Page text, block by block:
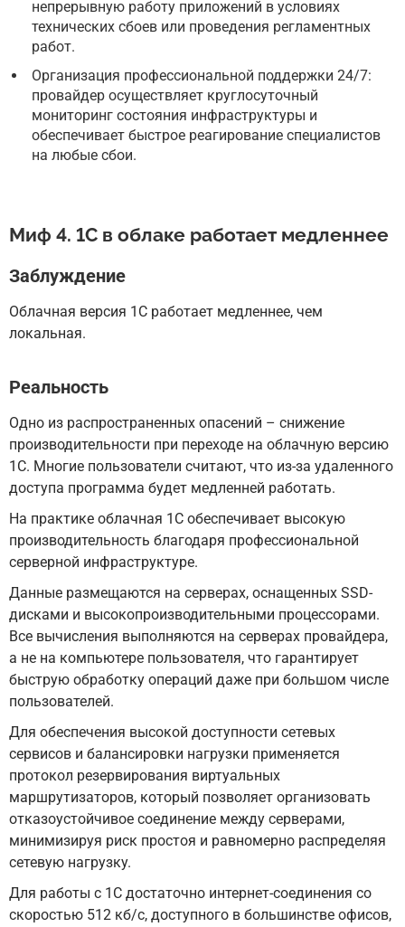
непрерывную работу приложений в условиях
технических сбоев или проведения регламентных
работ.
Организация профессиональной поддержки 24/7:
провайдер осуществляет круглосуточный
мониторинг состояния инфраструктуры и
обеспечивает быстрое реагирование специалистов
на любые сбои.
Миф 4. 1С в облаке работает медленнее
Заблуждение
Облачная версия 1С работает медленнее, чем
локальная.
Реальность
Одно из распространенных опасений – снижение
производительности при переходе на облачную версию
1С. Многие пользователи считают, что из-за удаленного
доступа программа будет медленней работать.
На практике облачная 1С обеспечивает высокую
производительность благодаря профессиональной
серверной инфраструктуре.
Данные размещаются на серверах, оснащенных SSD-
дисками и высокопроизводительными процессорами.
Все вычисления выполняются на серверах провайдера,
а не на компьютере пользователя, что гарантирует
быструю обработку операций даже при большом числе
пользователей.
Для обеспечения высокой доступности сетевых
сервисов и балансировки нагрузки применяется
протокол резервирования виртуальных
маршрутизаторов, который позволяет организовать
отказоустойчивое соединение между серверами,
минимизируя риск простоя и равномерно распределяя
сетевую нагрузку.
Для работы с 1С достаточно интернет-соединения со
скоростью 512 кб/с, доступного в большинстве офисов,